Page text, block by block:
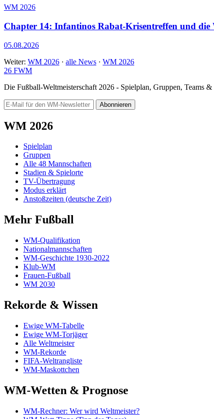
WM 2026
Chapter 14: Infantinos Rabat-Krisentreffen und die
05.08.2026
Weiter: WM 2026 · alle News · WM 2026
26 FWM
Die Fußball-Weltmeisterschaft 2026 - Spielplan, Gruppen, Teams
Abonnieren
WM 2026
Spielplan
Gruppen
Alle 48 Mannschaften
Stadien & Spielorte
TV-Übertragung
Modus erklärt
Anstoßzeiten (deutsche Zeit)
Mehr Fußball
WM-Qualifikation
Nationalmannschaften
WM-Geschichte 1930-2022
Klub-WM
Frauen-Fußball
WM 2030
Rekorde & Wissen
Ewige WM-Tabelle
Ewige WM-Torjäger
Alle Weltmeister
WM-Rekorde
FIFA-Weltrangliste
WM-Maskottchen
WM-Wetten & Prognose
WM-Rechner: Wer wird Weltmeister?